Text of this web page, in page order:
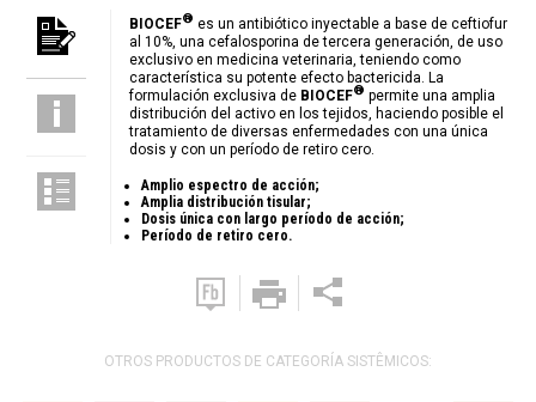
BIOCEF® es un antibiótico inyectable a base de ceftiofur
al 10%, una cefalosporina de tercera generación, de uso
exclusivo en medicina veterinaria, teniendo como
característica su potente efecto bactericida. La
formulación exclusiva de BIOCEF® permite una amplia
distribución del activo en los tejidos, haciendo posible el
tratamiento de diversas enfermedades con una única
dosis y con un período de retiro cero.
Amplio espectro de acción;
Amplia distribución tisular;
Dosis única con largo período de acción;
Período de retiro cero.
OTROS PRODUCTOS DE CATEGORÍA SISTÊMICOS: